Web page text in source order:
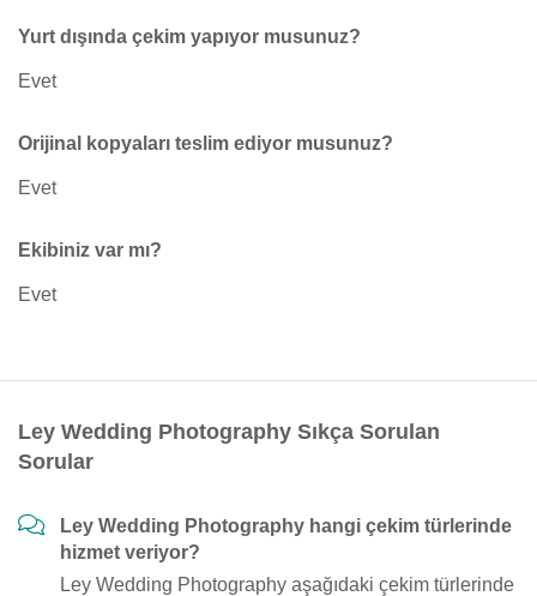
Yurt dışında çekim yapıyor musunuz?
Evet
Orijinal kopyaları teslim ediyor musunuz?
Evet
Ekibiniz var mı?
Evet
Ley Wedding Photography Sıkça Sorulan
Sorular
Ley Wedding Photography hangi çekim türlerinde
hizmet veriyor?
Ley Wedding Photography aşağıdaki çekim türlerinde